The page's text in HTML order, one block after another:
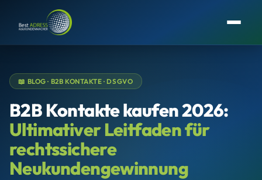
📖 BLOG · B2B KONTAKTE · DSGVO
B2B Kontakte kaufen 2026:
Ultimativer Leitfaden für
rechtssichere
Neukundengewinnung